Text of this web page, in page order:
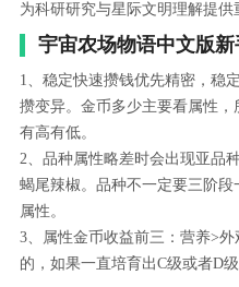
为科研研究与星际文明理解提供
宇宙农场物语中文版
1、稳定快速攒钱优先精密，稳
攒变异。金币多少主要看属性，
有高有低。
2、品种属性略差时会出现亚品
蝎尾辣椒。品种不一定要三阶
属性。
3、属性金币收益前三：营养>
的，如果一直培育出C级或者D级